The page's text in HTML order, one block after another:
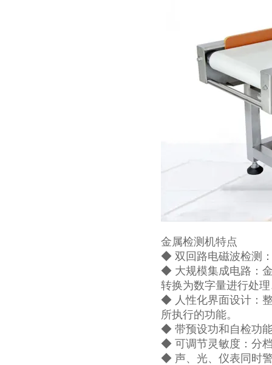
金属检测机特点
◆ 双回路电磁波检测
◆ 大规模集成电路：
转换为数字量进行处
◆ 人性化界面设计：
所执行的功能。
◆ 带预设功和自检功
◆ 可调节灵敏度：分
◆ 声、光、仪表同时